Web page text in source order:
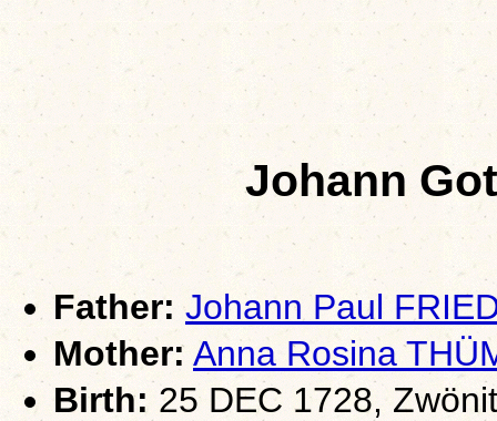
Johann
Father: Johann Paul
Mother: Anna Rosina
Birth: 25 DEC 1728,